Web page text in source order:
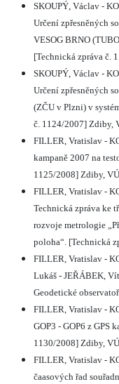
SKOUPÝ, Václav -
Určení zpřesněných
VESOG BRNO
[Technická zpráva č.
SKOUPÝ, Václav -
Určení zpřesněných
(ZČU v Plzni) v
č. 1124/2007] Zdiby,
FILLER, Vratislav -
kampaně 2007 na
1125/2008] Zdiby,
FILLER, Vratislav -
Technická zpráva ke
rozvoje metrologie
poloha“. [Technická
FILLER, Vratislav -
Lukáš - JEŘÁBEK,
Geodetické
FILLER, Vratislav -
GOP3 - GOP6 z GPS
1130/2008] Zdiby,
FILLER, Vratislav -
čaasových řad